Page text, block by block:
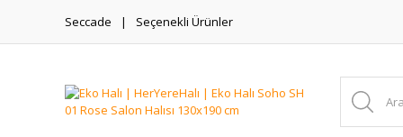
Seccade Seçenekli Ürünler